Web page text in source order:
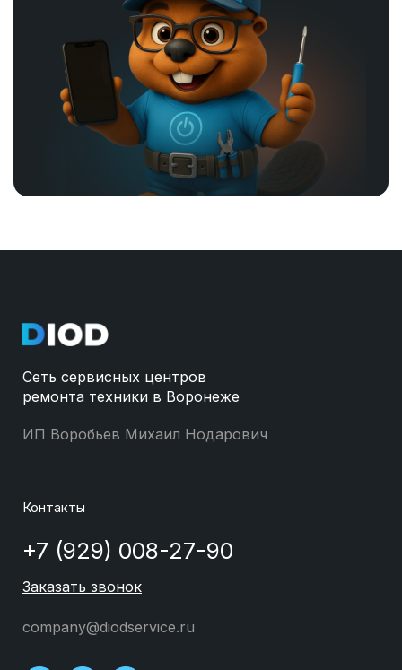
Сеть сервисных центров
ремонта техники в Воронеже
ИП Воробьев Михаил Нодарович
Контакты
+7 (929) 008-27-90
Заказать звонок
company@diodservice.ru